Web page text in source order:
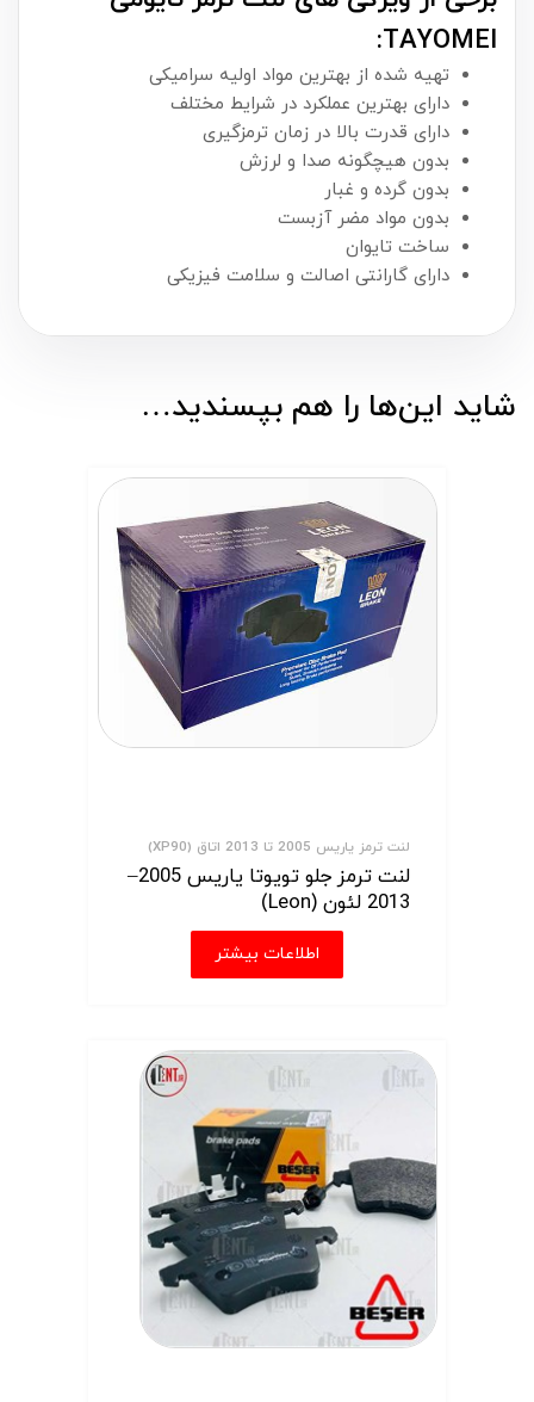
TAYOMEI:
تهیه شده از بهترین مواد اولیه سرامیکی
دارای بهترین عملکرد در شرایط مختلف
دارای قدرت بالا در زمان ترمزگیری
بدون هیچگونه صدا و لرزش
بدون گرده و غبار
بدون مواد مضر آزبست
ساخت تایوان
دارای گارانتی اصالت و سلامت فیزیکی
شاید این‌ها را هم بپسندید…
لنت ترمز یاریس 2005 تا 2013 اتاق (XP90)
لنت ترمز جلو تویوتا یاریس 2005–
2013 لئون (Leon)
اطلاعات بیشتر